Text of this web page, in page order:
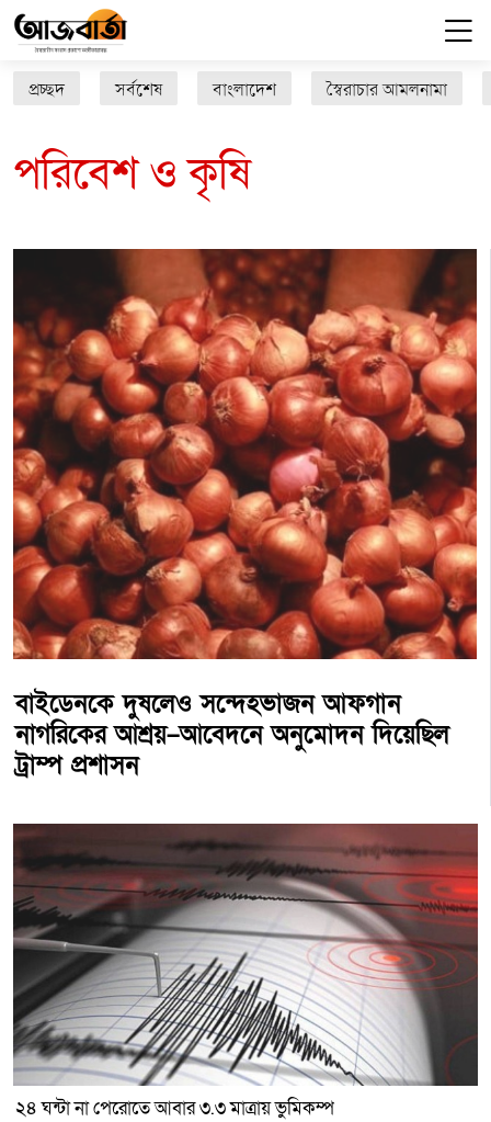
প্রচ্ছদ সর্বশেষ বাংলাদেশ স্বৈরাচার আমলনামা
পরিবেশ ও কৃষি
বাইডেনকে দুষলেও সন্দেহভাজন আফগান
নাগরিকের আশ্রয়–আবেদনে অনুমোদন দিয়েছিল
ট্রাম্প প্রশাসন
২৪ ঘন্টা না পেরোতে আবার ৩.৩ মাত্রায় ভুমিকম্প